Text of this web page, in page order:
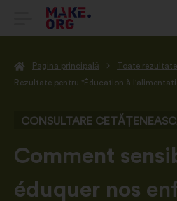
PRIMA
A
SITE-
ULUI
Pagina principală
Toate
Rezultate pentru "Éducation à
CONSULTARE
-
Comment
éduquer nos